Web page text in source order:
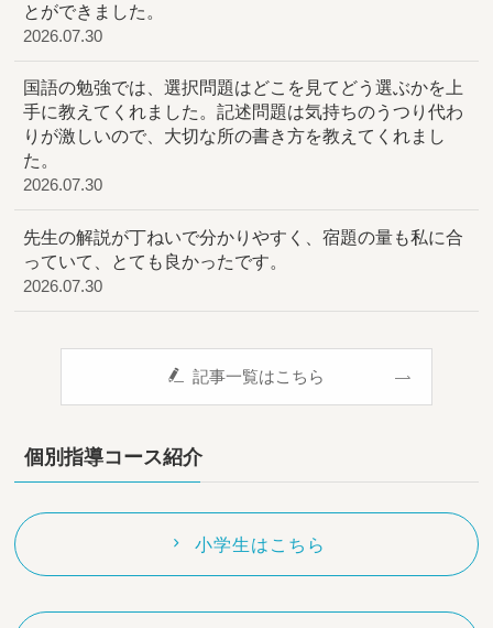
とができました。
2026.07.30
国語の勉強では、選択問題はどこを見てどう選ぶかを上
手に教えてくれました。記述問題は気持ちのうつり代わ
りが激しいので、大切な所の書き方を教えてくれまし
た。
2026.07.30
先生の解説が丁ねいで分かりやすく、宿題の量も私に合
っていて、とても良かったです。
2026.07.30
記事一覧はこちら
個別指導コース紹介
小学生はこちら